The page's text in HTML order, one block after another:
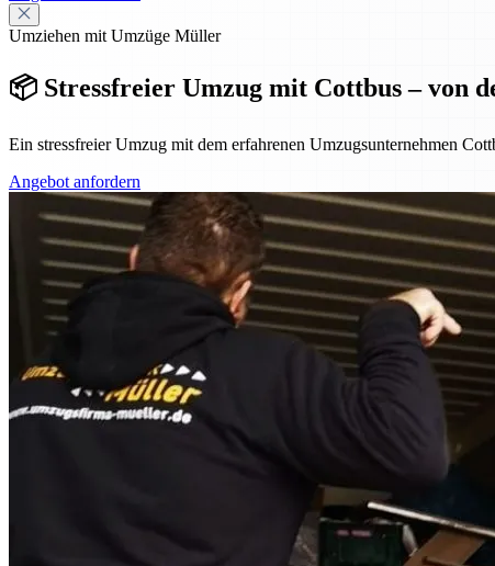
Umziehen mit Umzüge Müller
📦 Stressfreier Umzug mit Cottbus – von
Ein stressfreier Umzug mit dem erfahrenen Umzugsunternehmen
Angebot anfordern